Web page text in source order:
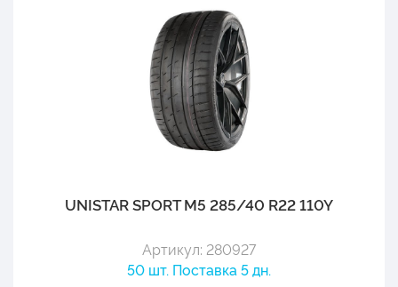
UNISTAR SPORT M5 285/40 R22 110Y
Артикул: 280927
50 шт. Поставка 5 дн.